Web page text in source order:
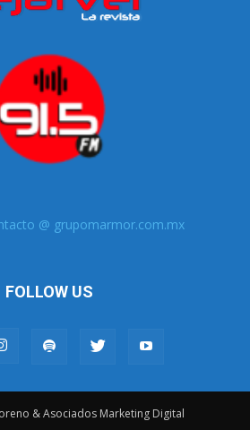
@ grupomarmor.com.mx
FOLLOW US
& Asociados Marketing Digital